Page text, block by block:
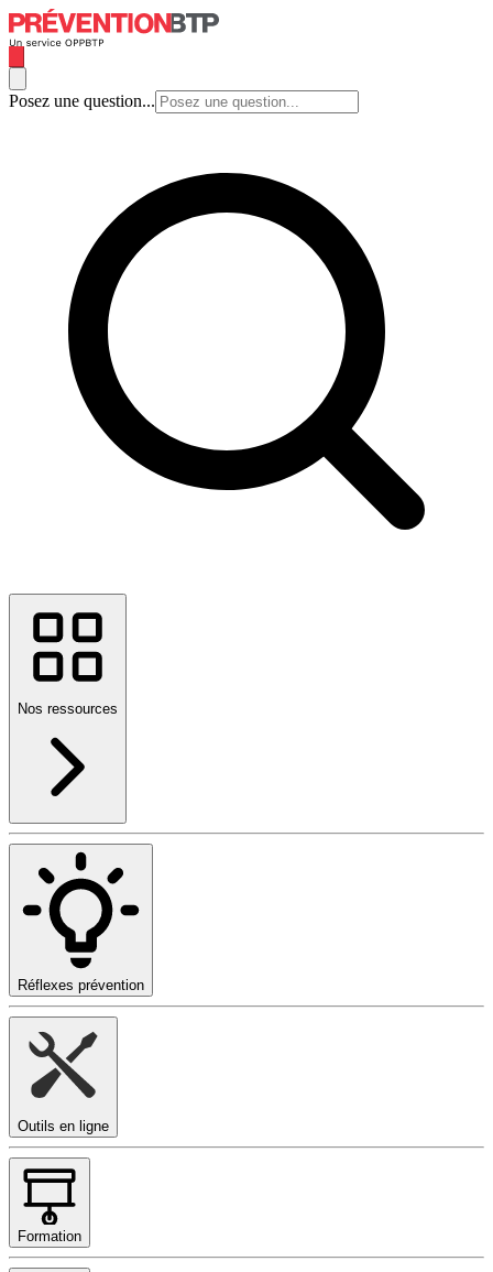
Posez une question...
Nos ressources
Réflexes prévention
Outils en ligne
Formation